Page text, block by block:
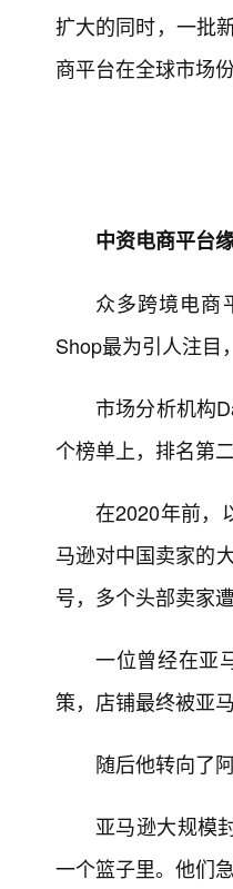
扩大的同时，一批
商平台在全球市场
中资电商平台
众多跨境电商
Shop最为引人注目
市场分析机构
个榜单上，排名第
在2020年前，
马逊对中国卖家的
号，多个头部卖家
一位曾经在亚
策，店铺最终被亚
随后他转向了
亚马逊大规模
一个篮子里。他们